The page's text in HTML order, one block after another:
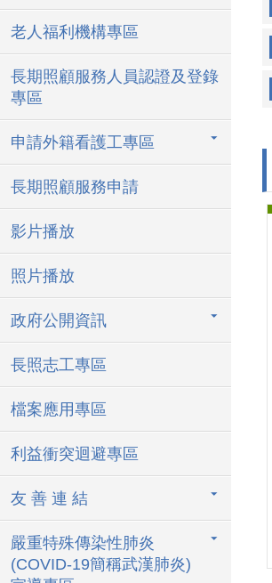
老人福利機構專區
長期照顧服務人員認證及登錄
專區
申請外籍看護工專區
長期照顧服務申請
影片播放
照片播放
政府公開資訊
長照志工專區
檔案應用專區
利益衝突迴避專區
友 善 連 結
嚴重特殊傳染性肺炎
(COVID-19簡稱武漢肺炎)